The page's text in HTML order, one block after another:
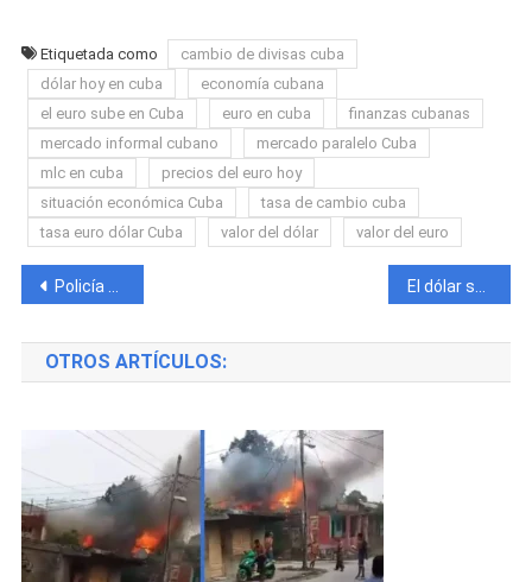
Etiquetada como
cambio de divisas cuba
dólar hoy en cuba
economía cubana
el euro sube en Cuba
euro en cuba
finanzas cubanas
mercado informal cubano
mercado paralelo Cuba
mlc en cuba
precios del euro hoy
situación económica Cuba
tasa de cambio cuba
tasa euro dólar Cuba
valor del dólar valor del euro
Navegación
de
entradas
Policía detiene a un “SpiderMan” que fue atrapado mientras intentaba robar un camión en movimiento en Camagüey El dólar se dispara en el mercado informal cubano y marca un nuevo récord: el peso cubano se hunde más cada día
OTROS ARTÍCULOS: